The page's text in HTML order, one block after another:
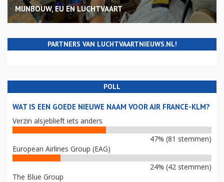
MIJNBOUW, EU EN LUCHTVAART
PARTNERS VAN LUCHTVAARTNIEUWS.NL!
POLL
WAT IS EEN GOEDE NIEUWE NAAM VOOR AIR FRANCE-KLM?
Verzin alsjeblieft iets anders
47% (81 stemmen)
European Airlines Group (EAG)
24% (42 stemmen)
The Blue Group